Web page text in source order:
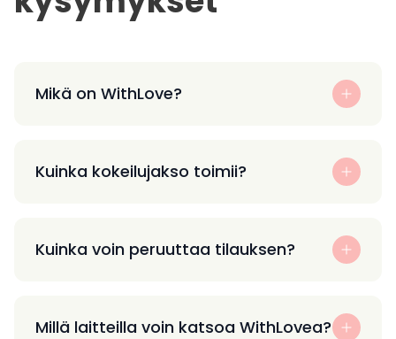
Mikä on WithLove?
Kuinka kokeilujakso toimii?
Kuinka voin peruuttaa tilauksen?
Millä laitteilla voin katsoa WithLovea?